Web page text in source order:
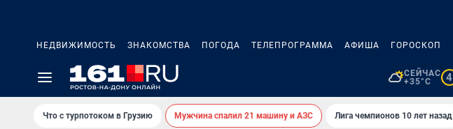
НЕДВИЖИМОСТЬ ЗНАКОМСТВА ПОГОДА ТЕЛЕПРОГРАММА АФИША ГОРОСКОП
СЕЙЧАС
+35°C
4
Что с турпотоком в Грузию Мужчина спалил 21 машину и АЗС Лига чемпионов 10 лет назад